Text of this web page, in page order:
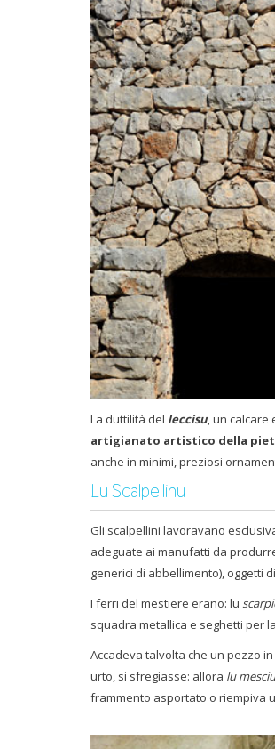
La duttilità del leccisu, un calcare
artigianato artistico della
anche in minimi, preziosi
Lu Scalpellinu
Gli scalpellini lavoravano
adeguate ai manufatti da
generici di abbellimento), oggetti
I ferri del mestiere erano: lu
squadra metallica e seghetti per
Accadeva talvolta che un pezzo
urto, si sfregiasse: allora lu mesciu
frammento asportato o riempiva